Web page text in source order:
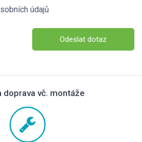
údajů
Odeslat dotaz
doprava vč. montáže